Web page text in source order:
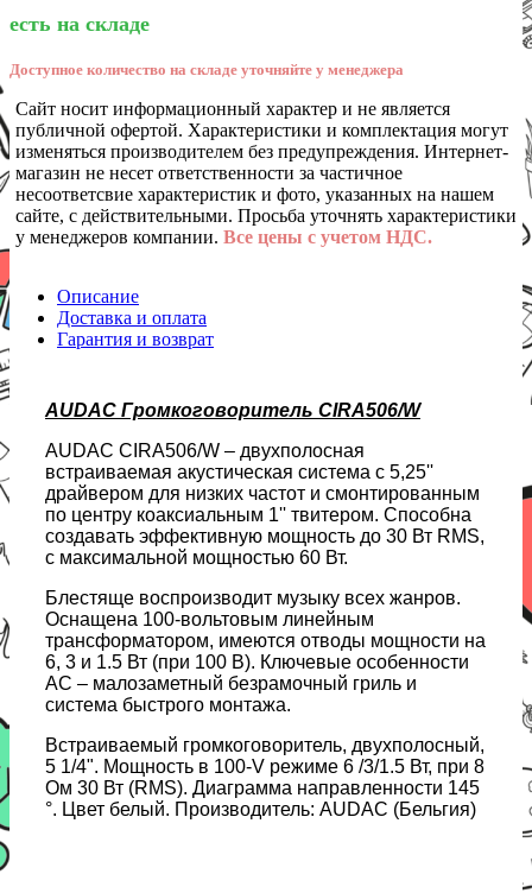
есть на складе
Доступное количество на складе уточняйте у менеджера
Сайт носит информационный характер и не является
публичной офертой. Характеристики и комплектация могут
изменяться производителем без предупреждения. Интернет-
магазин не несет ответственности за частичное
несоответсвие характеристик и фото, указанных на нашем
сайте, с действительными. Просьба уточнять характеристики
у менеджеров компании. Все цены с учетом НДС.
Описание
Доставка и оплата
Гарантия и возврат
AUDAC Громкоговоритель CIRA506/W
AUDAC CIRA506/W – двухполосная
встраиваемая акустическая система с 5,25''
драйвером для низких частот и смонтированным
по центру коаксиальным 1'' твитером. Способна
создавать эффективную мощность до 30 Вт RMS,
с максимальной мощностью 60 Вт.
Блестяще воспроизводит музыку всех жанров.
Оснащена 100-вольтовым линейным
трансформатором, имеются отводы мощности на
6, 3 и 1.5 Вт (при 100 В). Ключевые особенности
АС – малозаметный безрамочный гриль и
система быстрого монтажа.
Встраиваемый громкоговоритель, двухполосный,
5 1/4". Мощность в 100-V режиме 6 /3/1.5 Вт, при 8
Ом 30 Вт (RMS). Диаграмма направленности 145
°. Цвет белый. Производитель: AUDAC (Бельгия)